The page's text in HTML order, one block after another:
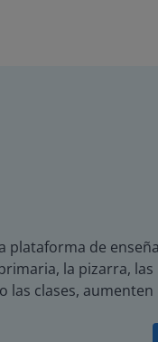
plataforma de
la pizarra,
clases,